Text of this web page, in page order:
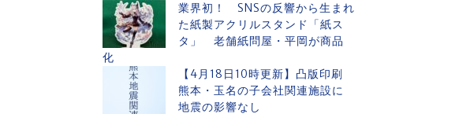
業界初！ SNSの反響から生まれ
た紙製アクリルスタンド「紙ス
タ」 老舗紙問屋・平岡が商品
化
【4月18日10時更新】凸版印刷
熊本・玉名の子会社関連施設に
地震の影響なし